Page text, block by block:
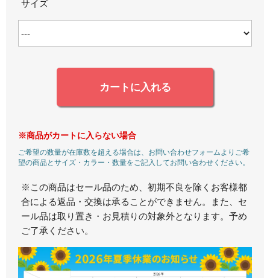
サイズ
カートに入れる
※商品がカートに入らない場合
ご希望の数量が在庫数を超える場合は、お問い合わせフォームよりご希
望の商品とサイズ・カラー・数量をご記入してお問い合わせください。
※この商品はセール品のため、初期不良を除くお客様都
合による返品・交換は承ることができません。また、セ
ール品は取り置き・お見積りの対象外となります。予め
ご了承ください。